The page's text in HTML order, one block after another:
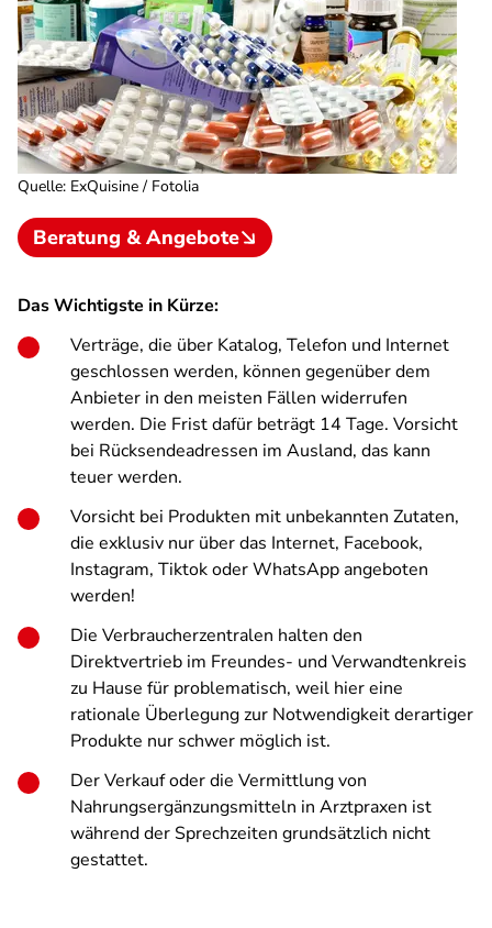
Quelle: ExQuisine / Fotolia
Beratung & Angebote
Das Wichtigste in Kürze:
Verträge, die über Katalog, Telefon und Internet
geschlossen werden, können gegenüber dem
Anbieter in den meisten Fällen widerrufen
werden. Die Frist dafür beträgt 14 Tage. Vorsicht
bei Rücksendeadressen im Ausland, das kann
teuer werden.
Vorsicht bei Produkten mit unbekannten Zutaten,
die exklusiv nur über das Internet, Facebook,
Instagram, Tiktok oder WhatsApp angeboten
werden!
Die Verbraucherzentralen halten den
Direktvertrieb im Freundes- und Verwandtenkreis
zu Hause für problematisch, weil hier eine
rationale Überlegung zur Notwendigkeit derartiger
Produkte nur schwer möglich ist.
Der Verkauf oder die Vermittlung von
Nahrungsergänzungsmitteln in Arztpraxen ist
während der Sprechzeiten grundsätzlich nicht
gestattet.